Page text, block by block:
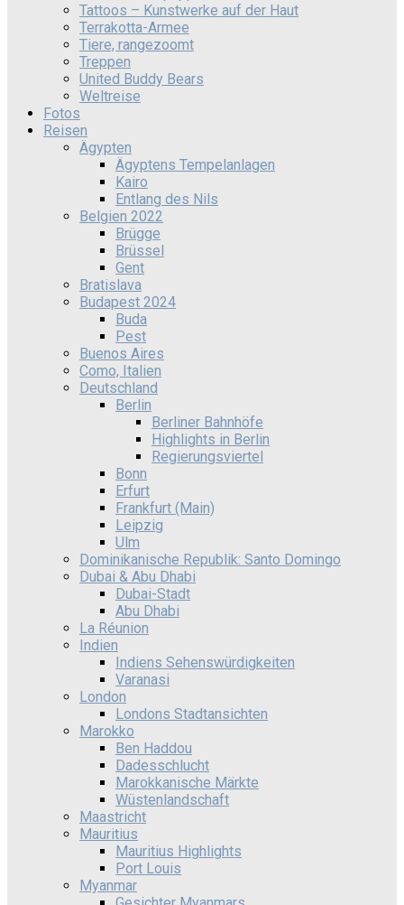
Tattoos – Kunstwerke auf der Haut
Terrakotta-Armee
Tiere, rangezoomt
Treppen
United Buddy Bears
Weltreise
Fotos
Reisen
Ägypten
Ägyptens Tempelanlagen
Kairo
Entlang des Nils
Belgien 2022
Brügge
Brüssel
Gent
Bratislava
Budapest 2024
Buda
Pest
Buenos Aires
Como, Italien
Deutschland
Berlin
Berliner Bahnhöfe
Highlights in Berlin
Regierungsviertel
Bonn
Erfurt
Frankfurt (Main)
Leipzig
Ulm
Dominikanische Republik: Santo Domingo
Dubai & Abu Dhabi
Dubai-Stadt
Abu Dhabi
La Réunion
Indien
Indiens Sehenswürdigkeiten
Varanasi
London
Londons Stadtansichten
Marokko
Ben Haddou
Dadesschlucht
Marokkanische Märkte
Wüstenlandschaft
Maastricht
Mauritius
Mauritius Highlights
Port Louis
Myanmar